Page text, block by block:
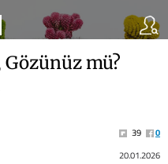
mü?
39
0
20.01.2026